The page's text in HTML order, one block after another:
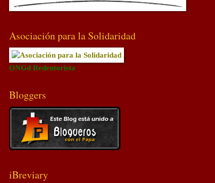
Asociación para la Solidaridad
ONGd Redentorista
Bloggers
iBreviary